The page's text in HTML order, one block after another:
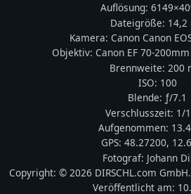
Auflösung: 6149×
Dateigröße: 14,2
Kamera: CanonCanon
Objektiv: Canon EF 70-
Brennweite: 200
ISO: 100
Blende: ƒ/7.1
Verschlusszeit: 1/
Aufgenommen:
GPS: 48.27200,
Fotograf: Johann
Copyright: © 2026 DIRSCHL.com
Veröffentlicht am: